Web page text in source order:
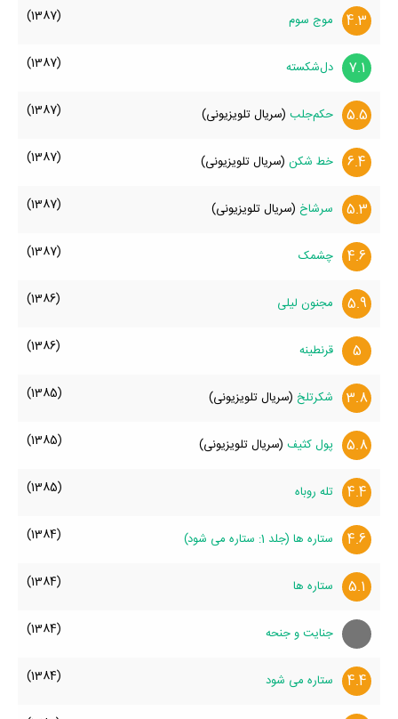
4.3 موج سوم (1387)
7.1 دل‌شکسته (1387)
5.5 حکم‌جلب (سریال تلویزیونی) (1387)
6.4 خط شکن (سریال تلویزیونی) (1387)
5.3 سرشاخ (سریال تلویزیونی) (1387)
4.6 چشمک (1387)
5.9 مجنون لیلی (1386)
5 قرنطینه (1386)
3.8 شکر‌تلخ (سریال تلویزیونی) (1385)
5.8 پول کثیف (سریال تلویزیونی) (1385)
4.4 تله روباه (1385)
4.6 ستاره ها (جلد 1: ستاره می شود) (1384)
5.1 ستاره ها (1384)
جنایت و جنحه (1384)
4.4 ستاره می شود (1384)